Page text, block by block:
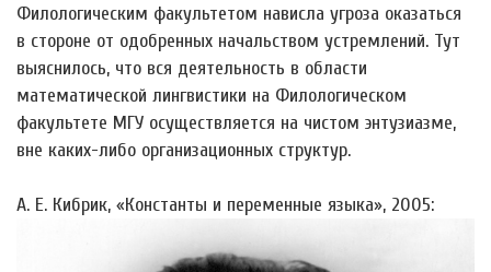
Филологическим факультетом нависла угроза оказаться
в стороне от одобренных начальством устремлений. Тут
выяснилось, что вся деятельность в области
математической лингвистики на Филологическом
факультете МГУ осуществляется на чистом энтузиазме,
вне каких-либо организационных структур.
А. Е. Кибрик, «Константы и переменные языка», 2005: